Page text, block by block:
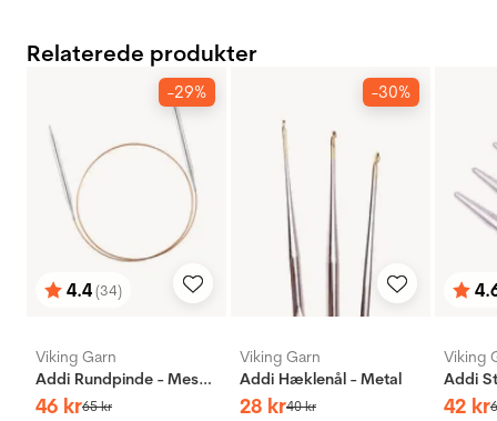
Relaterede produkter
-29%
Vurdering:
4.4(34)
ud af 5 stjerner
Viking Garn
Addi Rundpinde - Messing
46 kr65kr
-30%
Viking Garn
Addi Hæklenål - Metal
28 kr40kr
ud
Viking
42 kr